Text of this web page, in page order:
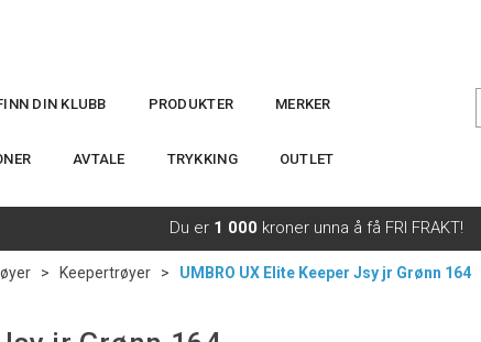
DIN KLUBB PRODUKTER MERKER
AVTALE TRYKKING OUTLET
Du er 1 000 kroner unna å få FRI FRAKT!
> Keepertrøyer > UMBRO UX Elite Keeper Jsy jr Grønn 164